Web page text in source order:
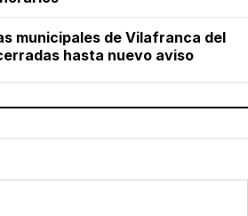
municipales de Vilafranca del
hasta nuevo aviso